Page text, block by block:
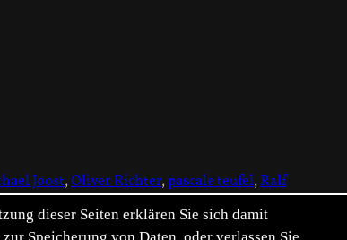
Joost,Oliver Richter,pascale teufel,Ralf
dieser Seiten erklären Sie sich damit
Speicherung von Daten, oder verlassen Sie